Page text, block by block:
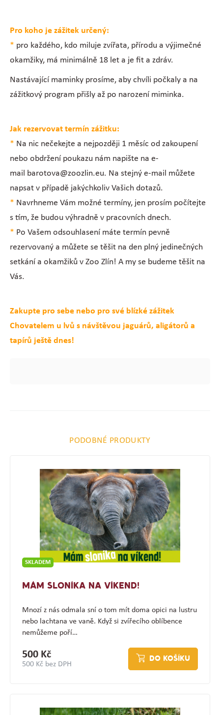
Pro koho je zážitek určený:
* pro každého, kdo miluje zvířata, přírodu a výjimečné
okamžiky, má minimálně 18 let a je fit a zdráv.
Nastávající maminky prosíme, aby chvíli počkaly a na
zážitkový program přišly až po narození miminka.
Jak rezervovat termín zážitku:
* Na nic nečekejte a nejpozději 1 měsíc od zakoupení
nebo obdržení poukazu nám napište na e-
mail barotova@zoozlin.eu. Na stejný e-mail můžete
napsat v případě jakýchkoliv Vašich dotazů.
* Navrhneme Vám možné termíny, jen prosím počítejte
s tím, že budou výhradně v pracovních dnech.
* Po Vašem odsouhlasení máte termín pevně
rezervovaný a můžete se těšit na den plný jedinečných
setkání a okamžiků v Zoo Zlín! A my se budeme těšit na
Vás.
Zakupte pro sebe nebo pro své blízké zážitek
Chovatelem u lvů s návštěvou jaguárů, aligátorů a
tapírů ještě dnes!
PODOBNÉ PRODUKTY
SKLADEM
MÁM SLONÍKA NA VÍKEND!
Mnozí z nás odmala sní o tom mít doma opici na lustru
nebo lachtana ve vaně. Když si zvířecího oblíbence
nemůžeme poří…
500 Kč
500 Kč bez DPH
DO KOŠÍKU